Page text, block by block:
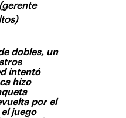
dobles, un
intentó
hizo
por el
juego